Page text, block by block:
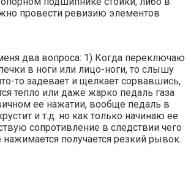
провести ревизию элементов
два вопроса: 1) Когда переключаю
в ноги или лицо-ноги, то слышу
то задевает и щелкает сорвавшись,
тепло или даже жарко педаль газа
ее нажатии, вообще педаль в
и т.д. но как только начинаю ее
сопротивление в следствии чего
получается резкий рывок.